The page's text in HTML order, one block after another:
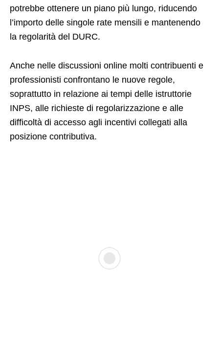
potrebbe ottenere un piano più lungo, riducendo
l’importo delle singole rate mensili e mantenendo
la regolarità del DURC.
Anche nelle discussioni online molti contribuenti e
professionisti confrontano le nuove regole,
soprattutto in relazione ai tempi delle istruttorie
INPS, alle richieste di regolarizzazione e alle
difficoltà di accesso agli incentivi collegati alla
posizione contributiva.